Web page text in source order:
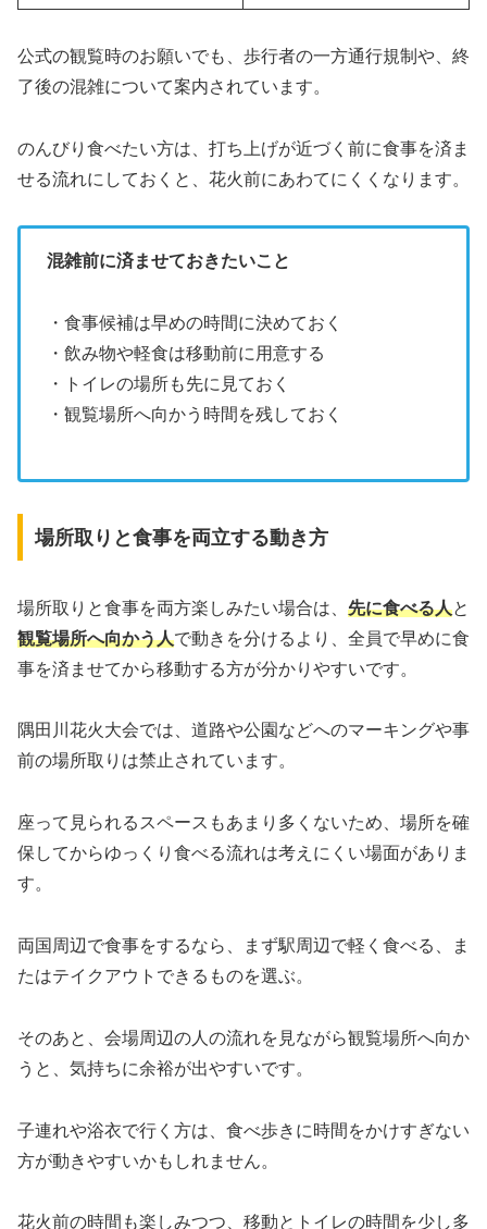
公式の観覧時のお願いでも、歩行者の一方通行規制や、終
了後の混雑について案内されています。
のんびり食べたい方は、打ち上げが近づく前に食事を済ま
せる流れにしておくと、花火前にあわてにくくなります。
混雑前に済ませておきたいこと
・食事候補は早めの時間に決めておく
・飲み物や軽食は移動前に用意する
・トイレの場所も先に見ておく
・観覧場所へ向かう時間を残しておく
場所取りと食事を両立する動き方
場所取りと食事を両方楽しみたい場合は、 先に食べる人と
観覧場所へ向かう人で動きを分けるより、全員で早めに食
事を済ませてから移動する方が分かりやすいです。
隅田川花火大会では、道路や公園などへのマーキングや事
前の場所取りは禁止されています。
座って見られるスペースもあまり多くないため、場所を確
保してからゆっくり食べる流れは考えにくい場面がありま
す。
両国周辺で食事をするなら、まず駅周辺で軽く食べる、ま
たはテイクアウトできるものを選ぶ。
そのあと、会場周辺の人の流れを見ながら観覧場所へ向か
うと、気持ちに余裕が出やすいです。
子連れや浴衣で行く方は、食べ歩きに時間をかけすぎない
方が動きやすいかもしれません。
花火前の時間も楽しみつつ、移動とトイレの時間を少し多